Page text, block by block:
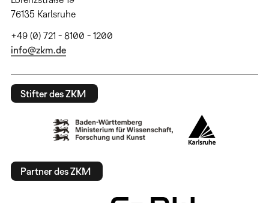
76135 Karlsruhe
+49 (0) 721 - 8100 - 1200
info@zkm.de
Stifter des ZKM
Partner des ZKM